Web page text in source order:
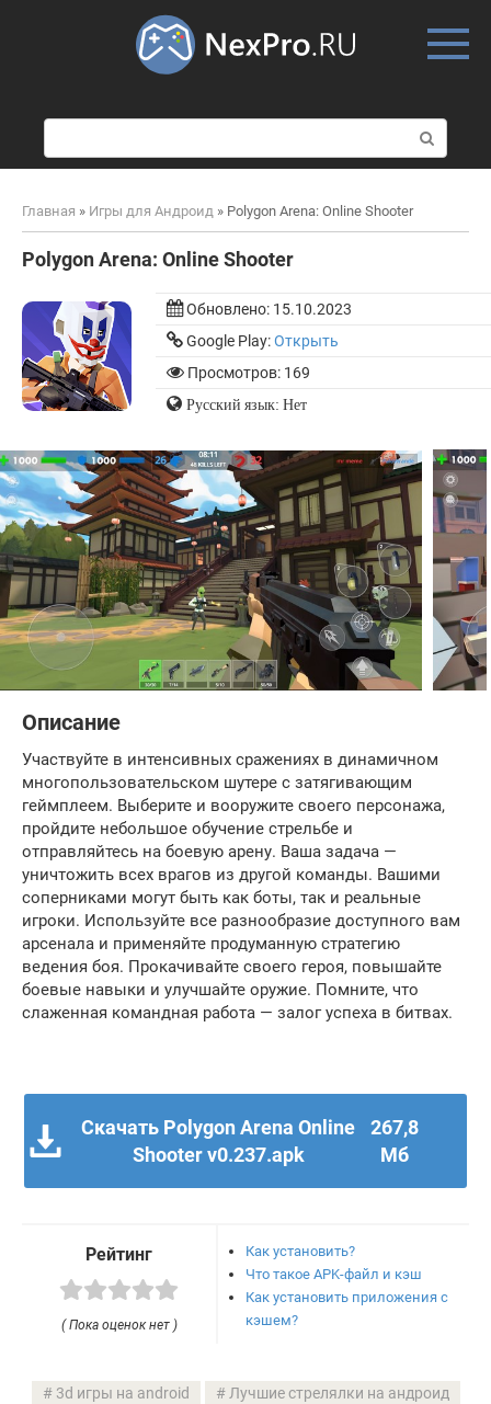
о
и
к
Главная » Игры для Андроид » Polygon Arena: Online Shooter
Polygon Arena: Online Shooter
Обновлено: 15.10.2023
Google Play:Открыть
Просмотров: 169
Русский язык: Нет
Описание
Участвуйте в интенсивных сражениях в динамичном
многопользовательском шутере с затягивающим
геймплеем. Выберите и вооружите своего персонажа,
пройдите небольшое обучение стрельбе и
отправляйтесь на боевую арену. Ваша задача —
уничтожить всех врагов из другой команды. Вашими
соперниками могут быть как боты, так и реальные
игроки. Используйте все разнообразие доступного вам
арсенала и применяйте продуманную стратегию
ведения боя. Прокачивайте своего героя, повышайте
боевые навыки и улучшайте оружие. Помните, что
слаженная командная работа — залог успеха в битвах.
Скачать Polygon Arena Online
Shooter v0.237.apk
267,8
Мб
Рейтинг
( Пока оценок нет )
Как установить?
Что такое APK-файл и кэш
Как установить приложения с
кэшем?
3d игры на android
Лучшие стрелялки на андроид